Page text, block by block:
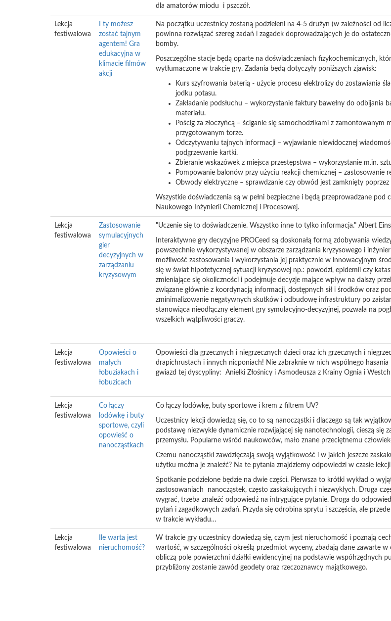
dla amatorów miodu i pszczół.
Lekcja
festiwalowa
I ty możesz
zostać tajnym
agentem! Gra
edukacyjna w
klimacie filmów
akcji
Na początku uczestnicy zostaną podzieleni na 4-5 drużyn (w zależności od
powinna rozwiązać szereg zadań i zagadek doprowadzających je do
bomby.
Poszczególne stacje będą oparte na doświadczeniach fizykochemicznych,
wytłumaczone w trakcie gry. Zadania będą dotyczyły poniższych zjawisk:
Kurs szyfrowania baterią - użycie procesu elektrolizy do zostawiania
jodku potasu.
Zakładanie podsłuchu – wykorzystanie faktury bawełny do odbijania
materiału.
Pościg za złoczyńcą – ściganie się samochodzikami z zamontowanym
przygotowanym torze.
Odczytywaniu tajnych informacji – wyjawianie niewidocznej
podgrzewanie kartki.
Zbieranie wskazówek z miejsca przestępstwa – wykorzystanie m.in.
Pompowanie balonów przy użyciu reakcji chemicznej – zastosowanie
Obwody elektryczne – sprawdzanie czy obwód jest zamknięty poprzez
Wszystkie doświadczenia są w pełni bezpieczne i będą przeprowadzane pod
Naukowego Inżynierii Chemicznej i Procesowej.
Lekcja
festiwalowa
Zastosowanie
symulacyjnych
gier
decyzyjnych w
zarządzaniu
kryzysowym
"Uczenie się to doświadczenie. Wszystko inne to tylko informacja." Albert
Interaktywne gry decyzyjne PROCeed są doskonałą formą zdobywania
powszechnie wykorzystywanej w obszarze zarządzania kryzysowego i
możliwość zastosowania i wykorzystania jej praktycznie w innowacyjnym
się w świat hipotetycznej sytuacji kryzysowej np.: powodzi, epidemii czy
zmieniające się okoliczności i podejmuje decyzje mające wpływ na dalszy
związane głównie z koordynacją informacji, dostępnych sił i środków oraz
zminimalizowanie negatywnych skutków i odbudowę infrastruktury po
stanowiąca nieodłączny element gry symulacyjno-decyzyjnej, pozwala na
wszelkich wątpliwości graczy.
Lekcja
festiwalowa
Opowieści o
małych
łobuziakach i
łobuzicach
Opowieści dla grzecznych i niegrzecznych dzieci oraz ich grzecznych i
drapichrustach i innych nicponiach! Nie zabraknie w nich wspólnego hasania
gwiazd tej dyscypliny: Anielki Złośnicy i Asmodeusza z Krainy Ognia i
Lekcja
festiwalowa
Co łączy
lodówkę i buty
sportowe, czyli
opowieść o
nanocząstkach
Co łączy lodówkę, buty sportowe i krem z filtrem UV?
Uczestnicy lekcji dowiedzą się, co to są nanocząstki i dlaczego są tak
podstawę niezwykle dynamicznie rozwijającej się nanotechnologii, cieszą się
przemysłu. Popularne wśród naukowców, mało znane przeciętnemu
Czemu nanocząstki zawdzięczają swoją wyjątkowość i w jakich jeszcze
użytku można je znaleźć? Na te pytania znajdziemy odpowiedzi w czasie
Spotkanie podzielone będzie na dwie części. Pierwsza to krótki wykład o
zastosowaniach nanocząstek, często zaskakujących i niezwykłych. Druga
wygrać, trzeba znaleźć odpowiedź na intrygujące pytanie. Droga do
pytań i zagadkowych zadań. Przyda się odrobina sprytu i szczęścia, ale
w trakcie wykładu…
Lekcja
festiwalowa
Ile warta jest
nieruchomość?
W trakcie gry uczestnicy dowiedzą się, czym jest nieruchomość i poznają
wartość, w szczególności określą przedmiot wyceny, zbadają dane zawarte
obliczą pole powierzchni działki ewidencyjnej na podstawie współrzędnych
przybliżony zostanie zawód geodety oraz rzeczoznawcy majątkowego.